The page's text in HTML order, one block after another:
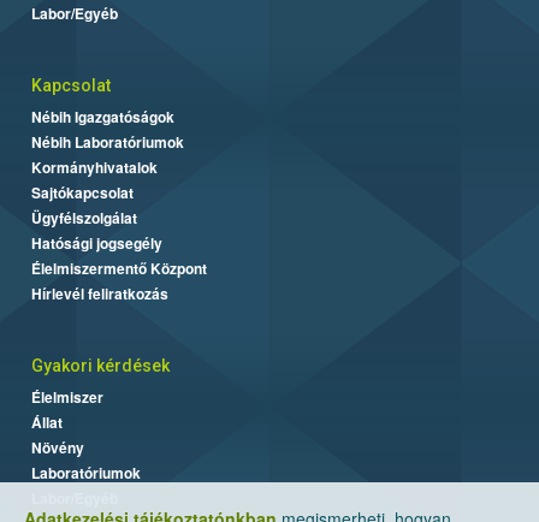
Labor/Egyéb
Kapcsolat
Nébih Igazgatóságok
Nébih Laboratóriumok
Kormányhivatalok
Sajtókapcsolat
Ügyfélszolgálat
Hatósági jogsegély
Élelmiszermentő Központ
Hírlevél feliratkozás
Gyakori kérdések
Élelmiszer
Állat
Növény
Laboratóriumok